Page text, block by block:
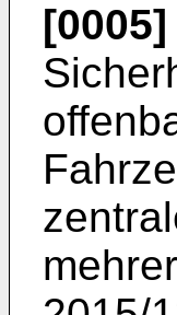
[0005]